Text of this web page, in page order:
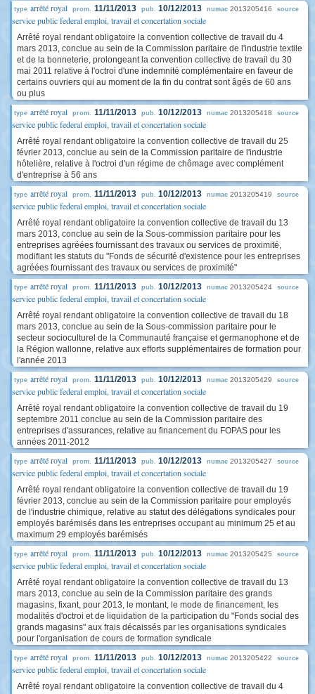
type arrêté royal prom. 11/11/2013 pub. 10/12/2013 numac 2013205416 source
service public federal emploi, travail et concertation sociale
Arrêté royal rendant obligatoire la convention collective de travail du 4
mars 2013, conclue au sein de la Commission paritaire de l'industrie textile
et de la bonneterie, prolongeant la convention collective de travail du 30
mai 2011 relative à l'octroi d'une indemnité complémentaire en faveur de
certains ouvriers qui au moment de la fin du contrat sont âgés de 60 ans
ou plus
type arrêté royal prom. 11/11/2013 pub. 10/12/2013 numac 2013205418 source
service public federal emploi, travail et concertation sociale
Arrêté royal rendant obligatoire la convention collective de travail du 25
février 2013, conclue au sein de la Commission paritaire de l'industrie
hôtelière, relative à l'octroi d'un régime de chômage avec complément
d'entreprise à 56 ans
type arrêté royal prom. 11/11/2013 pub. 10/12/2013 numac 2013205419 source
service public federal emploi, travail et concertation sociale
Arrêté royal rendant obligatoire la convention collective de travail du 13
mars 2013, conclue au sein de la Sous-commission paritaire pour les
entreprises agréées fournissant des travaux ou services de proximité,
modifiant les statuts du "Fonds de sécurité d'existence pour les entreprises
agréées fournissant des travaux ou services de proximité"
type arrêté royal prom. 11/11/2013 pub. 10/12/2013 numac 2013205424 source
service public federal emploi, travail et concertation sociale
Arrêté royal rendant obligatoire la convention collective de travail du 18
mars 2013, conclue au sein de la Sous-commission paritaire pour le
secteur socioculturel de la Communauté française et germanophone et de
la Région wallonne, relative aux efforts supplémentaires de formation pour
l'année 2013
type arrêté royal prom. 11/11/2013 pub. 10/12/2013 numac 2013205429 source
service public federal emploi, travail et concertation sociale
Arrêté royal rendant obligatoire la convention collective de travail du 19
septembre 2011 conclue au sein de la Commission paritaire des
entreprises d'assurances, relative au financement du FOPAS pour les
années 2011-2012
type arrêté royal prom. 11/11/2013 pub. 10/12/2013 numac 2013205427 source
service public federal emploi, travail et concertation sociale
Arrêté royal rendant obligatoire la convention collective de travail du 19
février 2013, conclue au sein de la Commission paritaire pour employés
de l'industrie chimique, relative au statut des délégations syndicales pour
employés barémisés dans les entreprises occupant au minimum 25 et au
maximum 29 employés barémisés
type arrêté royal prom. 11/11/2013 pub. 10/12/2013 numac 2013205425 source
service public federal emploi, travail et concertation sociale
Arrêté royal rendant obligatoire la convention collective de travail du 13
mars 2013, conclue au sein de la Commission paritaire des grands
magasins, fixant, pour 2013, le montant, le mode de financement, les
modalités d'octroi et de liquidation de la participation du "Fonds social des
grands magasins" aux frais décaissés par les organisations syndicales
pour l'organisation de cours de formation syndicale
type arrêté royal prom. 11/11/2013 pub. 10/12/2013 numac 2013205422 source
service public federal emploi, travail et concertation sociale
Arrêté royal rendant obligatoire la convention collective de travail du 4